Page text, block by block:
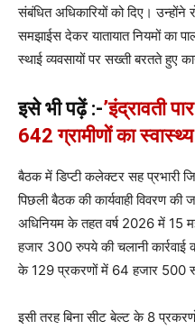
संबंधित अधिकारियों को दिए।
समझाईस देकर यातायात नियमों का
स्थाई व्यवसायों पर सख्ती बरतते हुए
इसे भी पढ़ें :-’इंद्रावती
642 ग्रामीणों का स्वास्थ्य
बैठक में डिप्टी कलेक्टर सह प्रभारी
पिछली बैठक की कार्यवाही विवरण की
अधिनियम के तहत वर्ष 2026 में 15
हजार 300 रुपये की चलानी कार्रवाई
के 129 प्रकरणों में 64 हजार 500
इसी तरह बिना सीट बेल्ट के 8